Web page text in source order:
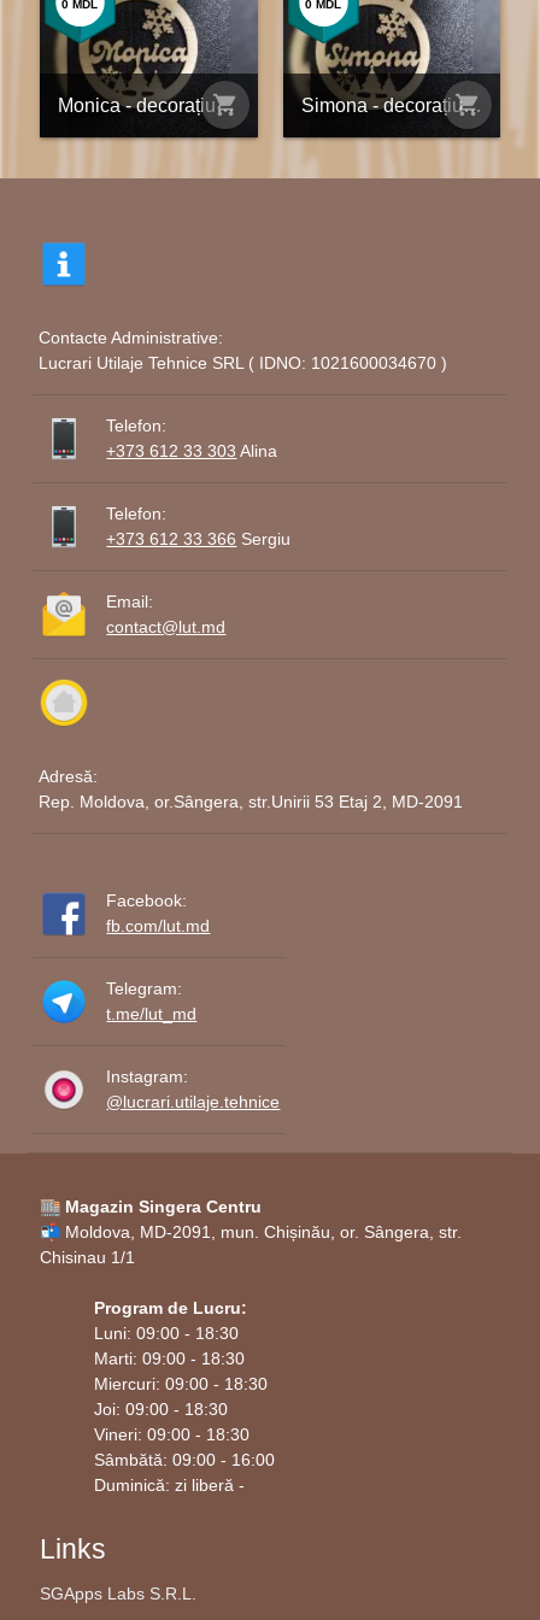
Monica - decorațiune din placaj personalizată
shopping_cart
0 MDL
Simona - decorațiune din placaj personalizată
shopping_cart
0 MDL
Contacte Administrative:
Lucrari Utilaje Tehnice SRL ( IDNO: 1021600034670 )
Telefon:
+373 612 33 303 Alina
Telefon:
+373 612 33 366 Sergiu
Email:
contact@lut.md
Adresă:
Rep. Moldova, or.Sângera, str.Unirii 53 Etaj 2, MD-2091
Facebook:
fb.com/lut.md
Telegram:
t.me/lut_md
Instagram:
@lucrari.utilaje.tehnice
🏬 Magazin Singera Centru
📬 Moldova, MD-2091, mun. Chișinău, or. Sângera, str.
Chisinau 1/1
Program de Lucru:
Luni: 09:00 - 18:30
Marti: 09:00 - 18:30
Miercuri: 09:00 - 18:30
Joi: 09:00 - 18:30
Vineri: 09:00 - 18:30
Sâmbătă: 09:00 - 16:00
Duminică: zi liberă -
Links
SGApps Labs S.R.L.